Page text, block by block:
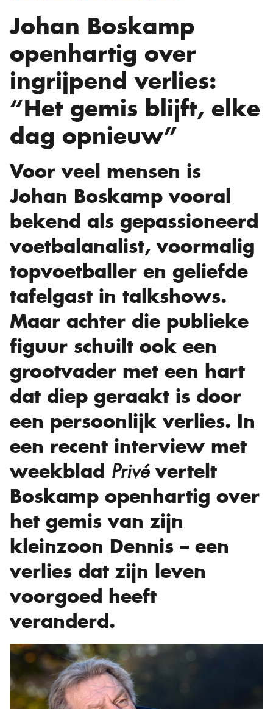
Johan Boskamp
openhartig over
ingrijpend verlies:
“Het gemis blijft, elke
dag opnieuw”
Voor veel mensen is
Johan Boskamp vooral
bekend als gepassioneerd
voetbalanalist, voormalig
topvoetballer en geliefde
tafelgast in talkshows.
Maar achter die publieke
figuur schuilt ook een
grootvader met een hart
dat diep geraakt is door
een persoonlijk verlies. In
een recent interview met
weekblad Privévertelt
Boskamp openhartig over
het gemis van zijn
kleinzoon Dennis – een
verlies dat zijn leven
voorgoed heeft
veranderd.